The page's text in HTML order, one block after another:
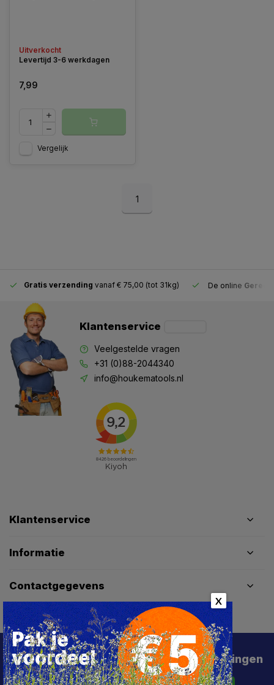
Uitverkocht
Levertijd 3-6 werkdagen
7,99
Vergelijk
1
Gratis verzending vanaf € 75,00 (tot 31kg) De online
Klantenservice
Veelgestelde vragen
+31 (0)88-2044340
info@houkematools.nl
Klantenservice
Informatie
Contactgegevens
Schrijf je in voor de beste deals en kortingen
X